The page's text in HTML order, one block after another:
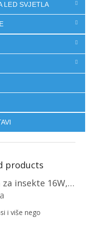
LED SVJETLA
products
LUMIO zamka za insekte 16W, 1+1 gratis! [MKE004]
5 out of 5 stars.
i više nego